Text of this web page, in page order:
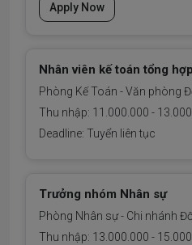
Apply Now
Nhân viên kế toán tổng hợp
Phòng Kế Toán - Văn phòng
Thu nhập: 11.000.000 -
Deadline: Tuyển liên tục
Trưởng nhóm Nhân sự
Phòng Nhân sự - Chi nhánh
Thu nhập: 13.000.000 -